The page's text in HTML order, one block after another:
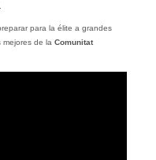
para la élite a grandes
mejores de laComunitat